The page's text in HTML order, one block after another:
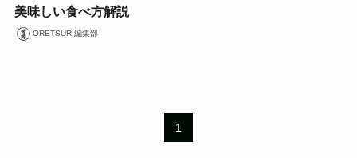
美味しい食べ方解説
ORETSURI編集部
1